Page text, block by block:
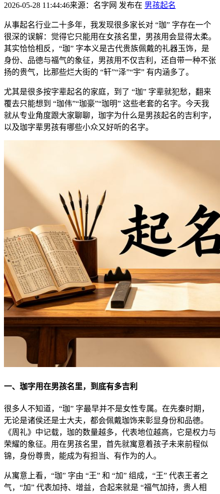
2026-05-28 11:44:46来源：名字网 发布在 男孩起名
从事起名行业二十多年，我发现很多家长对 “珈” 字存在一个
很深的误解：觉得它只能用在女孩名里，男孩用会显得太柔。
其实恰恰相反，“珈” 字本义是古代贵族佩戴的礼器玉饰，是
身份、品德与福气的象征，男孩用不仅吉利，还自带一种不张
扬的贵气，比那些烂大街的 “轩”“泽”“宇” 有内涵多了。
尤其是很多按字辈起名的家庭，到了 “珈” 字辈就犯愁，翻来
覆去只能想到 “珈伟”“珈豪”“珈明” 这些老套的名字。今天我
就从专业角度跟大家聊聊，珈字为什么是男孩起名的吉利字，
以及珈字辈男孩有哪些小众又好听的名字。
一、珈字用在男孩名里，到底有多吉利
很多人不知道，“珈” 字最早并不是女性专属。在先秦时期，
无论是诸侯还是士大夫，都会佩戴珈饰来彰显身份和品德。
《周礼》中记载，珈的数量越多，代表地位越高，它是权力与
荣耀的象征。用在男孩名里，首先就寓意着孩子未来前程似
锦，身份尊贵，能成为有担当、有作为的人。
从寓意上看，“珈” 字由 “王” 和 “加” 组成，“王” 代表王者之
气，“加” 代表加持、增益，合起来就是 “福气加持，贵人相